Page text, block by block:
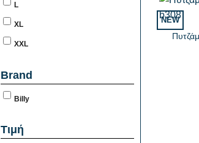
L
XL
XXL
Brand
Billy
Τιμή
NEW
+